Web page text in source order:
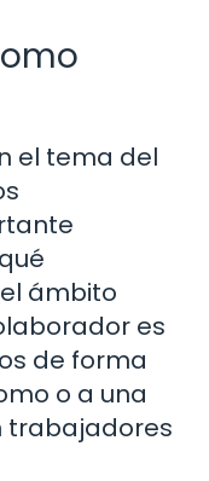
el tema del
ámbito
es
de forma
o a una
trabajadores